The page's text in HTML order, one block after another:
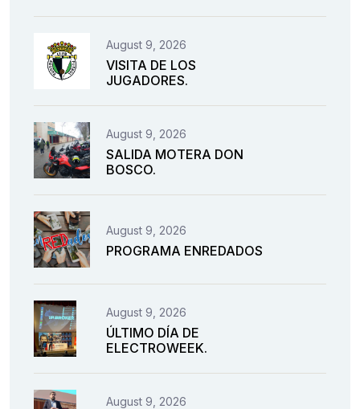
August 9, 2026
VISITA DE LOS
JUGADORES.
August 9, 2026
SALIDA MOTERA DON
BOSCO.
August 9, 2026
PROGRAMA ENREDADOS
August 9, 2026
ÚLTIMO DÍA DE
ELECTROWEEK.
August 9, 2026